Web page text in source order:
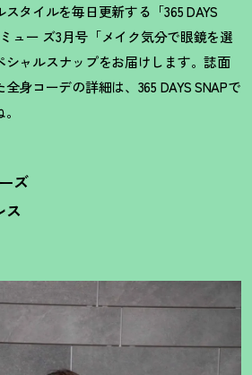
タイルを毎日更新する「365 DAYS
ュー ズ3月号「メイク気分で眼鏡を選
シャルスナップをお届けします。誌面
身コーデの詳細は、365 DAYS SNAPで
ズ
ス